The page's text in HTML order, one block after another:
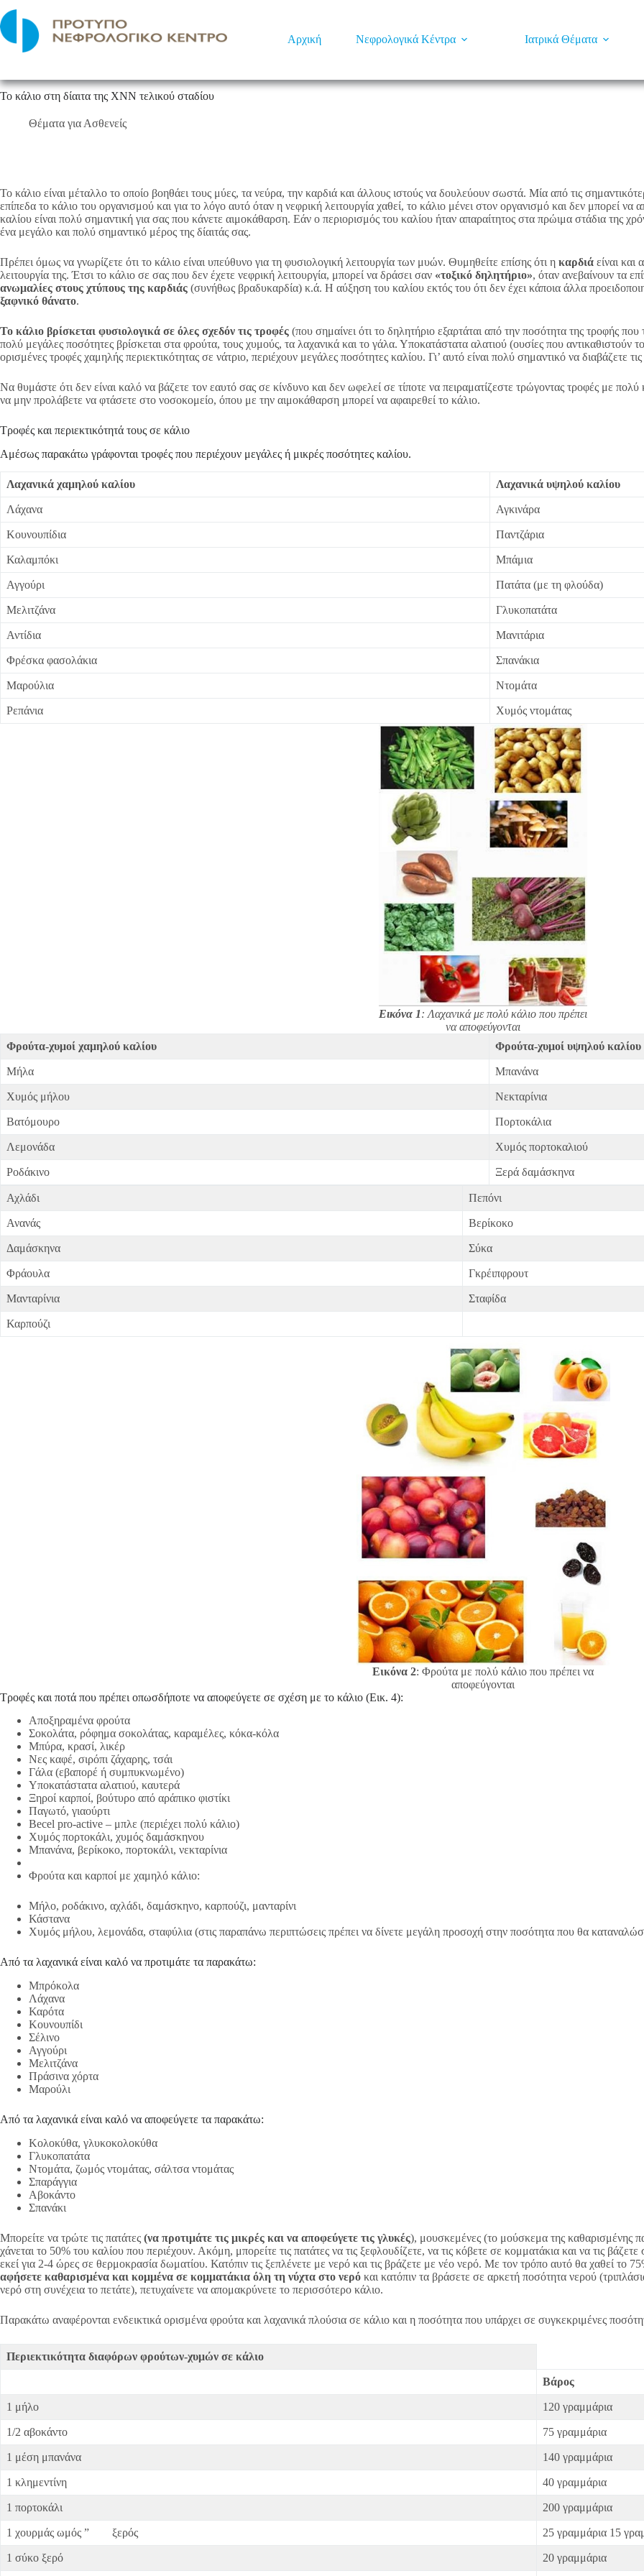
στο
περιεχόμενο
Αρχική Νεφρολογικά Κέντρα Ιατρικά Θέματα
Το κάλιο στη δίαιτα της ΧΝΝ τελικού σταδίου
Θέματα για Ασθενείς
Το κάλιο είναι μέταλλο το οποίο βοηθάει τους μύες, τα νεύρα, την καρδιά και άλλους ιστούς να δουλεύουν σωστά. Μία από τις
επίπεδα το κάλιο του οργανισμού και για το λόγο αυτό όταν η νεφρική λειτουργία χαθεί, το κάλιο μένει στον οργανισμό και δεν μπορεί
καλίου είναι πολύ σημαντική για σας που κάνετε αιμοκάθαρση. Εάν ο περιορισμός του καλίου ήταν απαραίτητος στα πρώιμα στάδια της
ένα μεγάλο και πολύ σημαντικό μέρος της δίαιτάς σας.
Πρέπει όμως να γνωρίζετε ότι το κάλιο είναι υπεύθυνο για τη φυσιολογική λειτουργία των μυών. Θυμηθείτε επίσης ότι η καρδιά είναι και
λειτουργία της. Έτσι το κάλιο σε σας που δεν έχετε νεφρική λειτουργία, μπορεί να δράσει σαν «τοξικό δηλητήριο», όταν ανεβαίνουν τα
ανωμαλίες στους χτύπους της καρδιάς (συνήθως βραδυκαρδία) κ.ά. Η αύξηση του καλίου εκτός του ότι δεν έχει κάποια άλλα
ξαφνικό θάνατο.
Το κάλιο βρίσκεται φυσιολογικά σε όλες σχεδόν τις τροφές (που σημαίνει ότι το δηλητήριο εξαρτάται από την ποσότητα της τροφής
πολύ μεγάλες ποσότητες βρίσκεται στα φρούτα, τους χυμούς, τα λαχανικά και το γάλα. Υποκατάστατα αλατιού (ουσίες που αντικαθιστούν
ορισμένες τροφές χαμηλής περιεκτικότητας σε νάτριο, περιέχουν μεγάλες ποσότητες καλίου. Γι’ αυτό είναι πολύ σημαντικό να διαβάζετε
Να θυμάστε ότι δεν είναι καλό να βάζετε τον εαυτό σας σε κίνδυνο και δεν ωφελεί σε τίποτε να πειραματίζεστε τρώγοντας τροφές με
να μην προλάβετε να φτάσετε στο νοσοκομείο, όπου με την αιμοκάθαρση μπορεί να αφαιρεθεί το κάλιο.
Τροφές και περιεκτικότητά τους σε κάλιο
Αμέσως παρακάτω γράφονται τροφές που περιέχουν μεγάλες ή μικρές ποσότητες καλίου.
Λαχανικά χαμηλού καλίου Λαχανικά υψηλού καλίου
Λάχανα Αγκινάρα
Κουνουπίδια Παντζάρια
Καλαμπόκι Μπάμια
Αγγούρι Πατάτα (με τη φλούδα)
Μελιτζάνα Γλυκοπατάτα
Αντίδια Μανιτάρια
Φρέσκα φασολάκια Σπανάκια
Μαρούλια Ντομάτα
Ρεπάνια Χυμός ντομάτας
Εικόνα 1: Λαχανικά με πολύ κάλιο που πρέπει
να αποφεύγονται
Φρούτα-χυμοί χαμηλού καλίου
Φρούτα-χυμοί υψηλού καλίου
Μήλα Μπανάνα
Χυμός μήλου Νεκταρίνια
Βατόμουρο Πορτοκάλια
Λεμονάδα Χυμός πορτοκαλιού
Ροδάκινο Ξερά δαμάσκηνα
Αχλάδι Πεπόνι
Ανανάς Βερίκοκο
Δαμάσκηνα Σύκα
Φράουλα Γκρέιπφρουτ
Μανταρίνια Σταφίδα
Καρπούζι
Εικόνα 2: Φρούτα με πολύ κάλιο που πρέπει να
αποφεύγονται
Τροφές και ποτά που πρέπει οπωσδήποτε να αποφεύγετε σε σχέση με το κάλιο (Εικ. 4):
Αποξηραμένα φρούτα
Σοκολάτα, ρόφημα σοκολάτας, καραμέλες, κόκα-κόλα
Μπύρα, κρασί, λικέρ
Νες καφέ, σιρόπι ζάχαρης, τσάι
Γάλα (εβαπορέ ή συμπυκνωμένο)
Υποκατάστατα αλατιού, καυτερά
Ξηροί καρποί, βούτυρο από αράπικο φιστίκι
Παγωτό, γιαούρτι
Becel pro-active – μπλε (περιέχει πολύ κάλιο)
Χυμός πορτοκάλι, χυμός δαμάσκηνου
Μπανάνα, βερίκοκο, πορτοκάλι, νεκταρίνια
Φρούτα και καρποί με χαμηλό κάλιο:
Μήλο, ροδάκινο, αχλάδι, δαμάσκηνο, καρπούζι, μανταρίνι
Κάστανα
Χυμός μήλου, λεμονάδα, σταφύλια (στις παραπάνω περιπτώσεις πρέπει να δίνετε μεγάλη προσοχή στην ποσότητα που θα
Από τα λαχανικά είναι καλό να προτιμάτε τα παρακάτω:
Μπρόκολα
Λάχανα
Καρότα
Κουνουπίδι
Σέλινο
Αγγούρι
Μελιτζάνα
Πράσινα χόρτα
Μαρούλι
Από τα λαχανικά είναι καλό να αποφεύγετε τα παρακάτω:
Κολοκύθα, γλυκοκολοκύθα
Γλυκοπατάτα
Ντομάτα, ζωμός ντομάτας, σάλτσα ντομάτας
Σπαράγγια
Αβοκάντο
Σπανάκι
Μπορείτε να τρώτε τις πατάτες (να προτιμάτε τις μικρές και να αποφεύγετε τις γλυκές), μουσκεμένες (το μούσκεμα της καθαρισμένης
χάνεται το 50% του καλίου που περιέχουν. Ακόμη, μπορείτε τις πατάτες να τις ξεφλουδίζετε, να τις κόβετε σε κομματάκια και να τις
εκεί για 2-4 ώρες σε θερμοκρασία δωματίου. Κατόπιν τις ξεπλένετε με νερό και τις βράζετε με νέο νερό. Με τον τρόπο αυτό θα χαθεί το
αφήσετε καθαρισμένα και κομμένα σε κομματάκια όλη τη νύχτα στο νερό και κατόπιν τα βράσετε σε αρκετή ποσότητα νερού
νερό στη συνέχεια το πετάτε), πετυχαίνετε να απομακρύνετε το περισσότερο κάλιο.
Παρακάτω αναφέρονται ενδεικτικά ορισμένα φρούτα και λαχανικά πλούσια σε κάλιο και η ποσότητα που υπάρχει σε συγκεκριμένες
Περιεκτικότητα διαφόρων φρούτων-χυμών σε κάλιο
Βάρος
1 μήλο 120 γραμμάρια
1/2 αβοκάντο 75 γραμμάρια
1 μέση μπανάνα 140 γραμμάρια
1 κλημεντίνη 40 γραμμάρια
1 πορτοκάλι 200 γραμμάρια
1 χουρμάς ωμός ” ξερός 25 γραμμάρια 15
1 σύκο ξερό 20 γραμμάρια